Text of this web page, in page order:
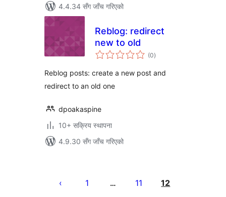
4.4.34 सँग जाँच गरिएको
Reblog: redirect
new to old
(0कुल
रेटिङ्गहरू
)
Reblog posts: create a new post and
redirect to an old one
dpoakaspine
10+ सक्रिय स्थापना
4.9.30 सँग जाँच गरिएको
पृष्ठाङ्कन1 … 11 12